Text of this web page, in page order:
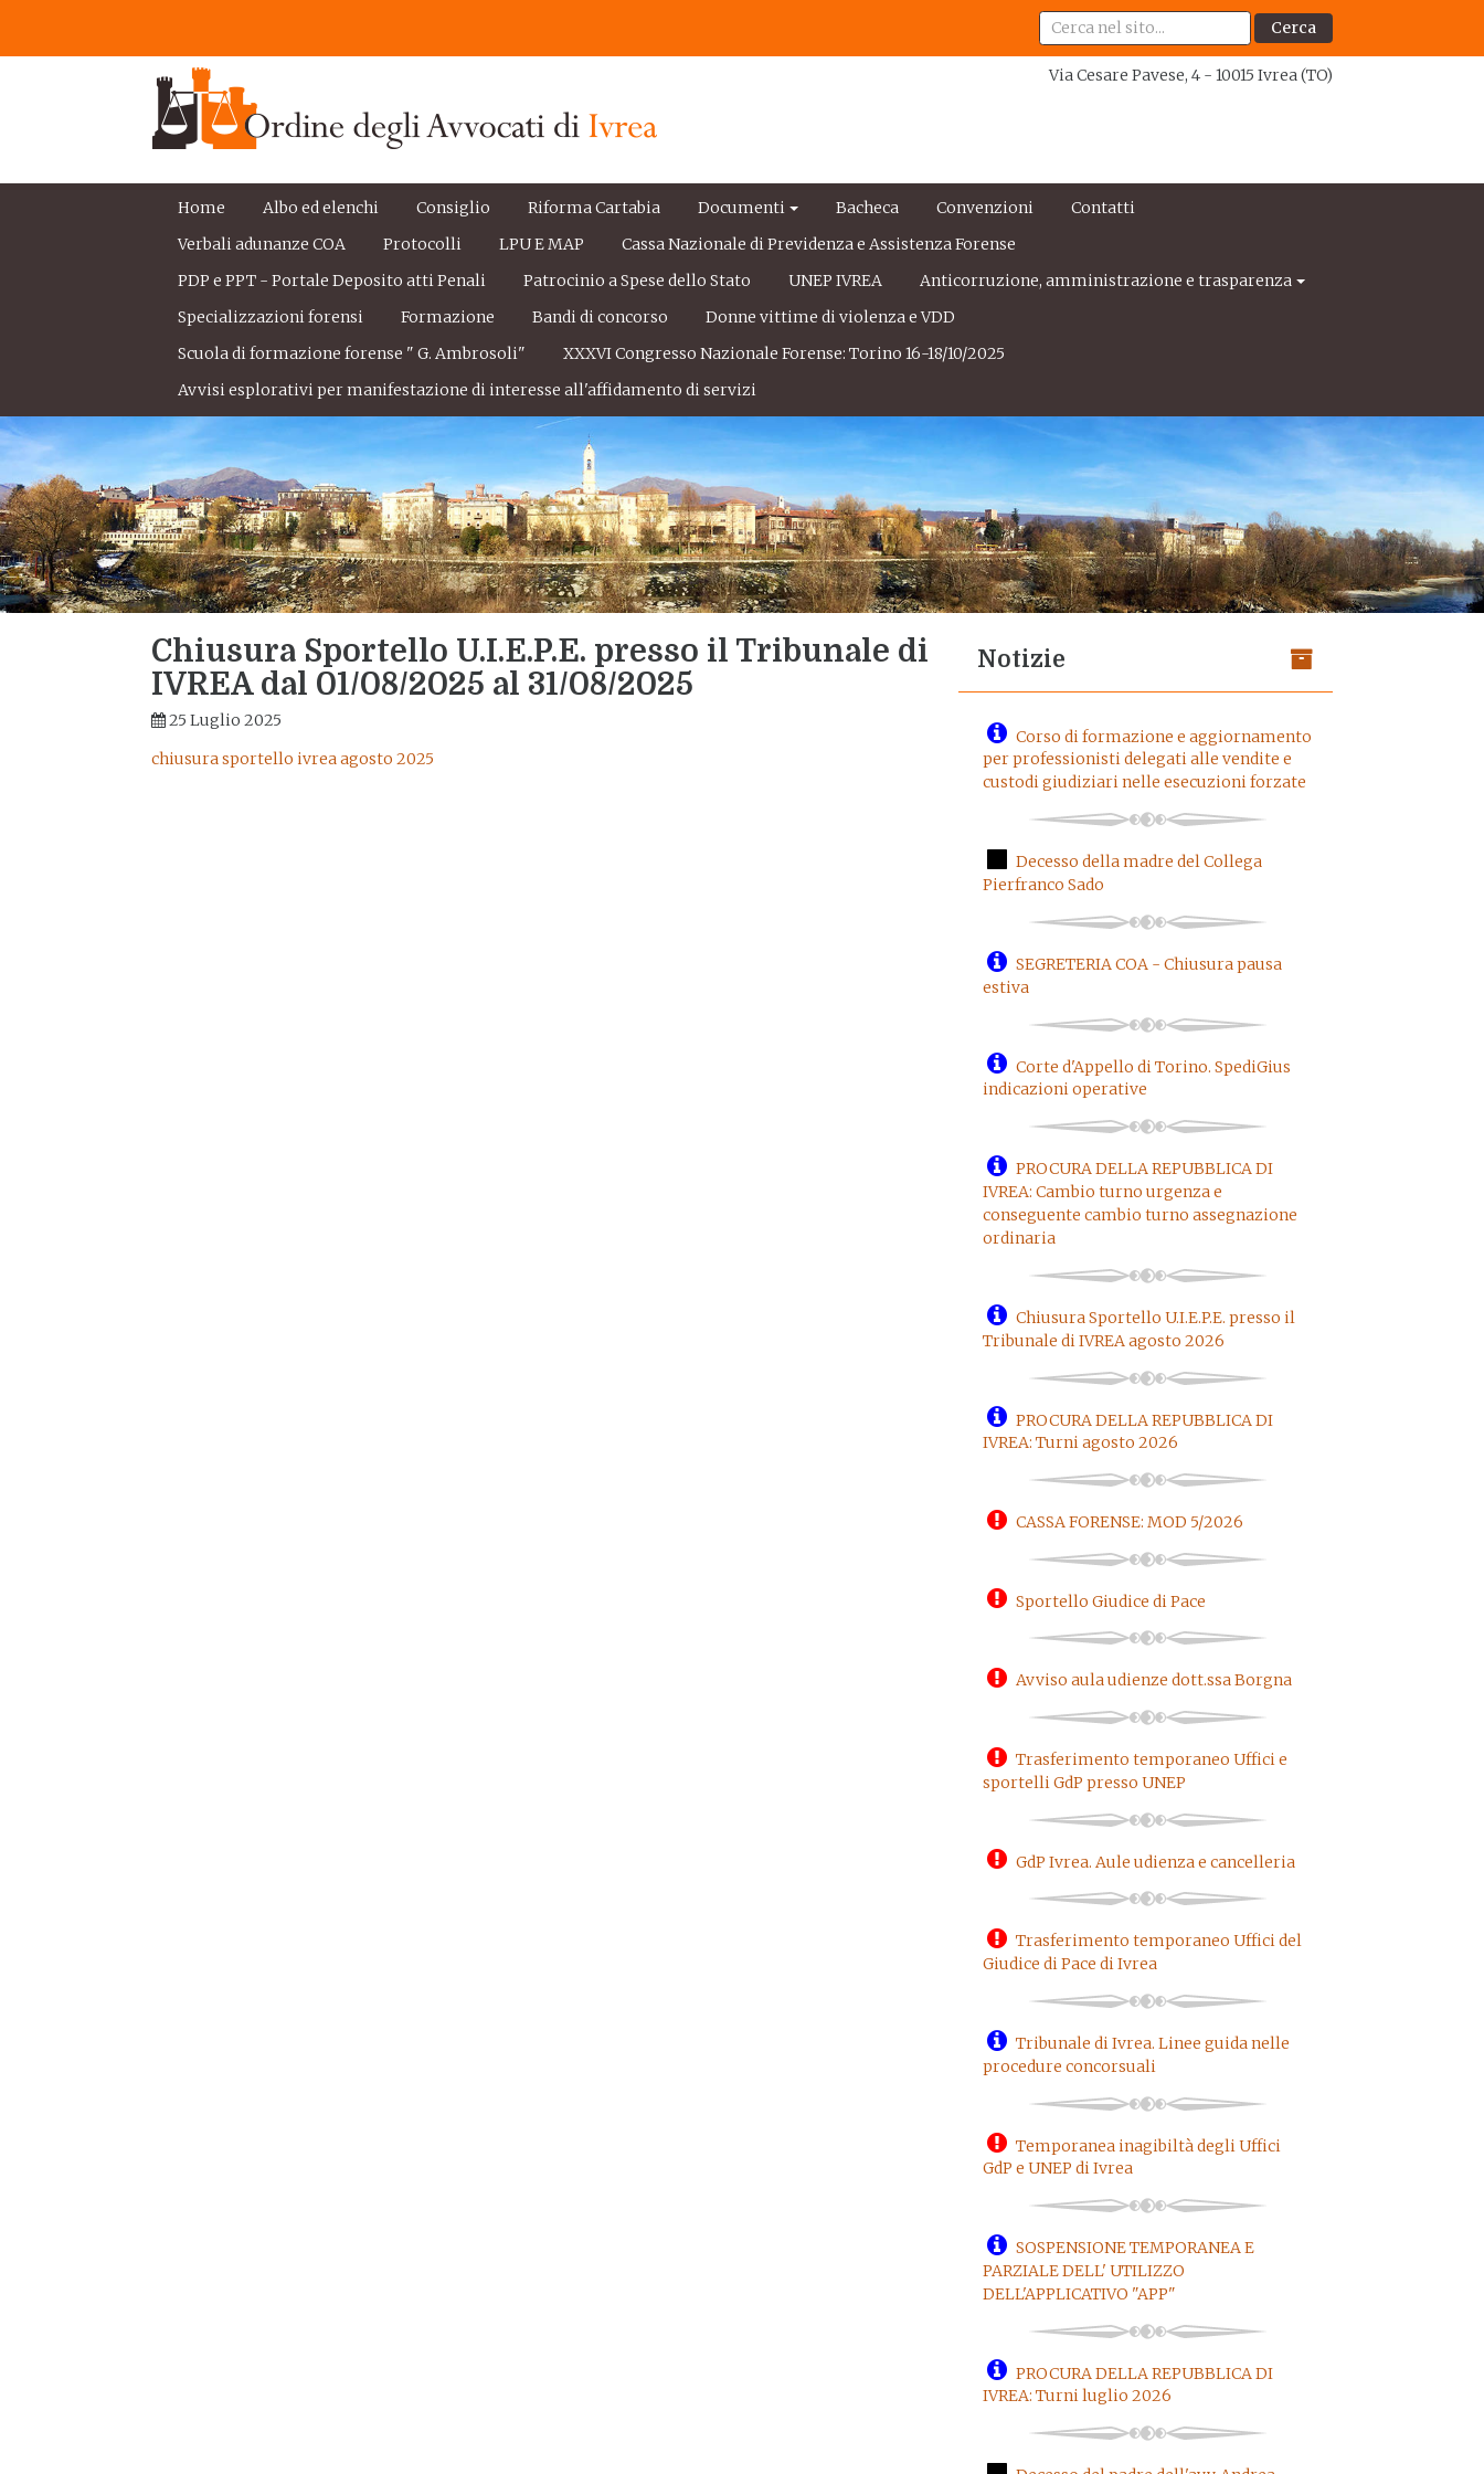
Cerca
Via Cesare Pavese, 4 - 10015 Ivrea (TO)
Home Albo ed elenchi Consiglio Riforma Cartabia Documenti Bacheca Convenzioni
Contatti
Verbali adunanze COA
Protocolli LPU E MAP
Cassa Nazionale di Previdenza e Assistenza Forense
PDP e PPT - Portale Deposito atti Penali
Patrocinio a Spese dello Stato UNEP IVREA
Anticorruzione, amministrazione e trasparenza
Specializzazioni forensi
Formazione Bandi di concorso
Donne vittime di violenza e VDD
Scuola di formazione forense " G. Ambrosoli"
XXXVI Congresso Nazionale Forense: Torino 16-18/10/2025
Avvisi esplorativi per manifestazione di interesse all'affidamento di servizi
Chiusura Sportello U.I.E.P.E. presso il Tribunale di
IVREA dal 01/08/2025 al 31/08/2025
25 Luglio 2025
chiusura sportello ivrea agosto 2025
Notizie
Corso di formazione e aggiornamento
per professionisti delegati alle vendite e
custodi giudiziari nelle esecuzioni forzate
Decesso della madre del Collega
Pierfranco Sado
SEGRETERIA COA - Chiusura pausa
estiva
Corte d'Appello di Torino. SpediGius
indicazioni operative
PROCURA DELLA REPUBBLICA DI
IVREA: Cambio turno urgenza e
conseguente cambio turno assegnazione
ordinaria
Chiusura Sportello U.I.E.P.E. presso il
Tribunale di IVREA agosto 2026
PROCURA DELLA REPUBBLICA DI
IVREA: Turni agosto 2026
CASSA FORENSE: MOD 5/2026
Sportello Giudice di Pace
Avviso aula udienze dott.ssa Borgna
Trasferimento temporaneo Uffici e
sportelli GdP presso UNEP
GdP Ivrea. Aule udienza e cancelleria
Trasferimento temporaneo Uffici del
Giudice di Pace di Ivrea
Tribunale di Ivrea. Linee guida nelle
procedure concorsuali
Temporanea inagibiltà degli Uffici
GdP e UNEP di Ivrea
SOSPENSIONE TEMPORANEA E
PARZIALE DELL' UTILIZZO
DELL'APPLICATIVO "APP"
PROCURA DELLA REPUBBLICA DI
IVREA: Turni luglio 2026